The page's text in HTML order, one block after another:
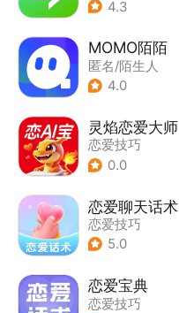
4.3
MOMO陌陌
匿名/陌生人
4.0
灵焰恋爱大师
恋爱技巧
0.0
恋爱聊天话术
恋爱技巧
5.0
恋爱宝典
恋爱技巧